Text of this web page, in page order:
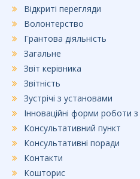
Відкриті перегляди
Волонтерство
Грантова діяльність
Загальне
Звіт керівника
Звітність
Зустрічі з установами
Інноваційні форми роботи з
Консультативний пункт
Консультативні поради
Контакти
Кошторис